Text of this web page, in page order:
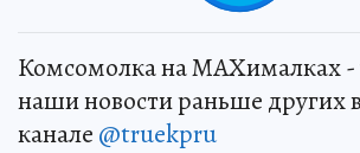
Комсомолка на MAXималках -
наши новости раньше других в
канале @truekpru